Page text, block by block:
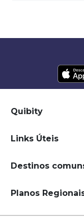
Quibity
Links Úteis
Destinos
Planos